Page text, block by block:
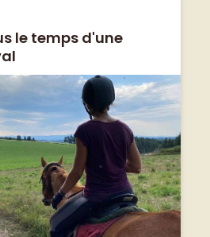
le temps d'une